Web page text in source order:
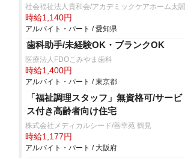
社会福祉法人貴和会/アカデミックケアホーム太閤
時給1,140円
アルバイト・パート / 愛知県
歯科助手/未経験OK・ブランクOK
医療法人FDOこみやま歯科
時給1,400円
アルバイト・パート / 東京都
「福祉調理スタッフ」無資格可/サービ
ス付き高齢者向け住宅
株式会社メディカルシード/善幸苑 鶴見
時給1,177円
アルバイト・パート / 大阪府